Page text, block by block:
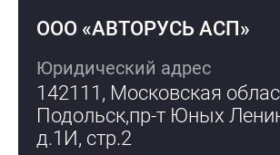
ООО «АВТОРУСЬ АСП»
Юридический адрес
142111, Московская
Подольск,пр-т Юных
д.1И, стр.2